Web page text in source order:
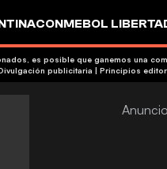
CONMEBOL
es posible que ganemos una
publicitaria | Principios